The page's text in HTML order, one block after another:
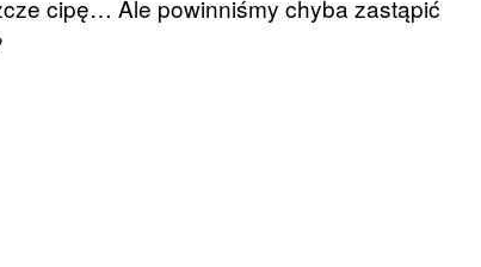
cipę… Ale powinniśmy chyba zastąpić